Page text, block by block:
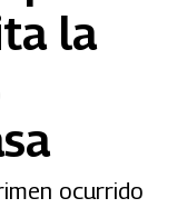
la
ocurrido